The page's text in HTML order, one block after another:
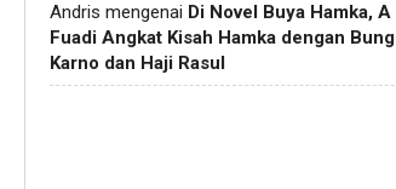
Andris mengenai Di Novel Buya Hamka, A
Fuadi Angkat Kisah Hamka dengan Bung
Karno dan Haji Rasul